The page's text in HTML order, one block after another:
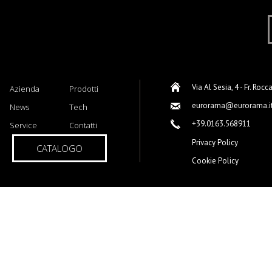
Azienda
Prodotti
News
Tech
Service
Contatti
CATALOGO
Via Al Sesia, 4 - Fr.
+39.0163.568911
Privacy Policy
Cookie Policy